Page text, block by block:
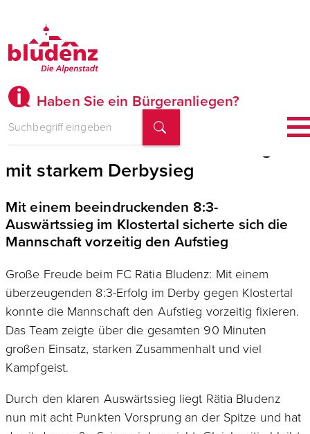
Haben Sie ein Bürgeranliegen?
FC Rätia Bludenz feiert Aufstieg
mit starkem Derbysieg
Mit einem beeindruckenden 8:3-
Auswärtssieg im Klostertal sicherte sich die
Mannschaft vorzeitig den Aufstieg
Große Freude beim FC Rätia Bludenz: Mit einem
überzeugenden 8:3-Erfolg im Derby gegen Klostertal
konnte die Mannschaft den Aufstieg vorzeitig fixieren.
Das Team zeigte über die gesamten 90 Minuten
großen Einsatz, starken Zusammenhalt und viel
Kampfgeist.
Durch den klaren Auswärtssieg liegt Rätia Bludenz
nun mit acht Punkten Vorsprung an der Spitze und hat